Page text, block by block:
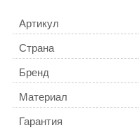
Артикул
Страна
Бренд
Материал
Гарантия